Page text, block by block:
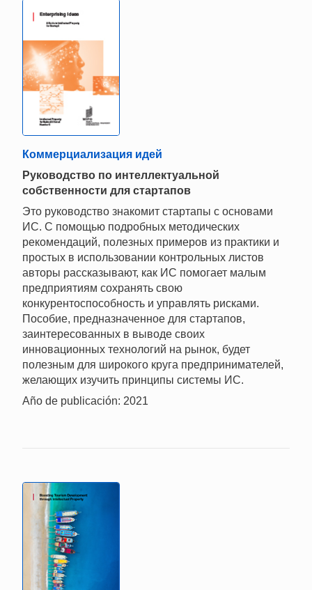
Коммерциализация идей
Руководство по интеллектуальной
собственности для стартапов
Это руководство знакомит стартапы с основами
ИС. С помощью подробных методических
рекомендаций, полезных примеров из практики и
простых в использовании контрольных листов
авторы рассказывают, как ИС помогает малым
предприятиям сохранять свою
конкурентоспособность и управлять рисками.
Пособие, предназначенное для стартапов,
заинтересованных в выводе своих
инновационных технологий на рынок, будет
полезным для широкого круга предпринимателей,
желающих изучить принципы системы ИС.
Año de publicación: 2021